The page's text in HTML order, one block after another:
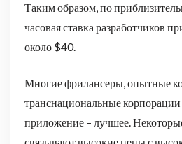
Таким образом, по
часовая ставка разработчиков
около $40.
Многие фрилансеры, опытные
транснациональные
приложение – лучшее.